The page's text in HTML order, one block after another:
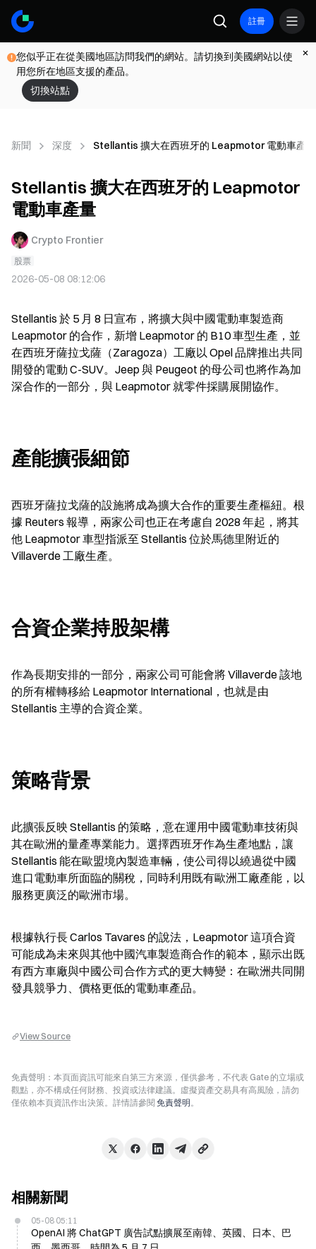
註冊
您似乎正在從美國地區訪問我們的網站。請切換到美國網站以使
用您所在地區支援的產品。
切換站點
新聞 深度 Stellantis 擴大在西班牙的 Leapmotor 電動車產量
Stellantis 擴大在西班牙的 Leapmotor
電動車產量
Crypto Frontier
股票
2026-05-08 08:12:06
Stellantis 於 5 月 8 日宣布，將擴大與中國電動車製造商
Leapmotor 的合作，新增 Leapmotor 的 B10 車型生產，並
在西班牙薩拉戈薩（Zaragoza）工廠以 Opel 品牌推出共同
開發的電動 C-SUV。Jeep 與 Peugeot 的母公司也將作為加
深合作的一部分，與 Leapmotor 就零件採購展開協作。
產能擴張細節
西班牙薩拉戈薩的設施將成為擴大合作的重要生產樞紐。根
據 Reuters 報導，兩家公司也正在考慮自 2028 年起，將其
他 Leapmotor 車型指派至 Stellantis 位於馬德里附近的
Villaverde 工廠生產。
合資企業持股架構
作為長期安排的一部分，兩家公司可能會將 Villaverde 該地
的所有權轉移給 Leapmotor International，也就是由
Stellantis 主導的合資企業。
策略背景
此擴張反映 Stellantis 的策略，意在運用中國電動車技術與
其在歐洲的量產專業能力。選擇西班牙作為生產地點，讓
Stellantis 能在歐盟境內製造車輛，使公司得以繞過從中國
進口電動車所面臨的關稅，同時利用既有歐洲工廠產能，以
服務更廣泛的歐洲市場。
根據執行長 Carlos Tavares 的說法，Leapmotor 這項合資
可能成為未來與其他中國汽車製造商合作的範本，顯示出既
有西方車廠與中國公司合作方式的更大轉變：在歐洲共同開
發具競爭力、價格更低的電動車產品。
View Source
免責聲明：本頁面資訊可能來自第三方來源，僅供參考，不代表 Gate 的立場或
觀點，亦不構成任何財務、投資或法律建議。虛擬資產交易具有高風險，請勿
僅依賴本頁資訊作出決策。詳情請參閱 免責聲明。
相關新聞
05-08 05:11
OpenAI 將 ChatGPT 廣告試點擴展至南韓、英國、日本、巴